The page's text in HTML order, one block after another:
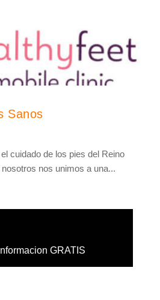
Sanos
cuidado de los pies del Reino
nos unimos a una...
GRATIS